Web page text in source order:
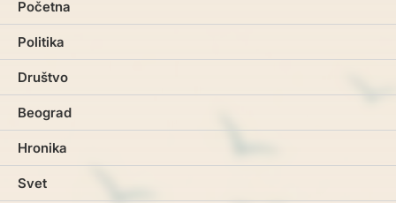
Početna
Politika
Društvo
Beograd
Hronika
Svet